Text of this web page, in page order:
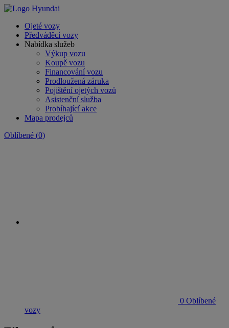
Ojeté vozy
Předváděcí vozy
Nabídka služeb
Výkup vozu
Koupě vozu
Financování vozu
Prodloužená záruka
Pojištění ojetých vozů
Asistenční služba
Probíhající akce
Mapa prodejců
Oblíbené (0)
0 Oblíbené
vozy